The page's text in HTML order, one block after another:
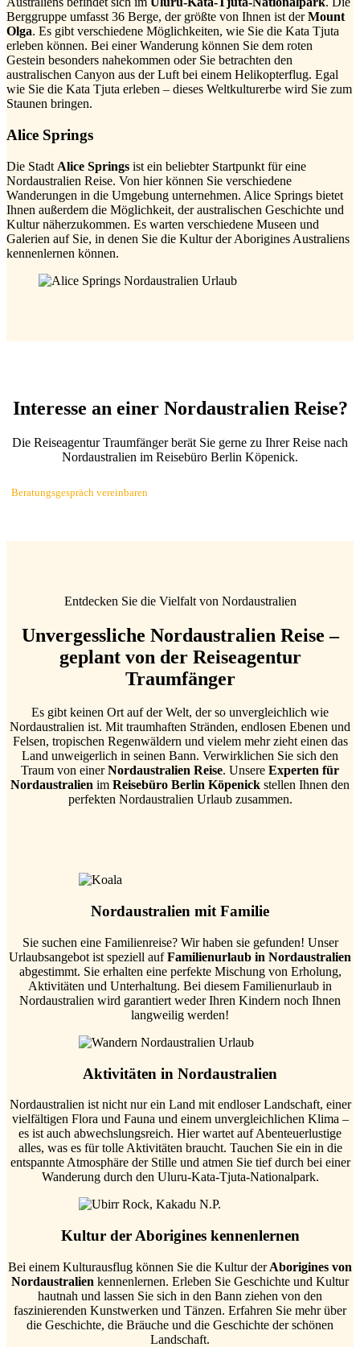
Berggruppe umfasst 36 Berge, der größte von Ihnen ist derMount
Olga. Es gibt verschiedene Möglichkeiten, wie Sie die Kata Tjuta
erleben können. Bei einer Wanderung können Sie dem roten
Gestein besonders nahekommen oder Sie betrachten den
australischen Canyon aus der Luft bei einem Helikopterflug. Egal
wie Sie die Kata Tjuta erleben – dieses Weltkulturerbe wird Sie zum
Staunen bringen.
Alice Springs
Die Stadt Alice Springs ist ein beliebter Startpunkt für eine
Nordaustralien Reise. Von hier können Sie verschiedene
Wanderungen in die Umgebung unternehmen. Alice Springs bietet
Ihnen außerdem die Möglichkeit, der australischen Geschichte und
Kultur näherzukommen. Es warten verschiedene Museen und
Galerien auf Sie, in denen Sie die Kultur der Aborigines Australiens
kennenlernen können.
Interesse an einer Nordaustralien Reise?
Die Reiseagentur Traumfänger berät Sie gerne zu Ihrer Reise nach
Nordaustralien im Reisebüro Berlin Köpenick.
Beratungsgespräch vereinbaren
Entdecken Sie die Vielfalt von Nordaustralien
Unvergessliche Nordaustralien Reise –
geplant von der Reiseagentur
Traumfänger
Es gibt keinen Ort auf der Welt, der so unvergleichlich wie
Nordaustralien ist. Mit traumhaften Stränden, endlosen Ebenen und
Felsen, tropischen Regenwäldern und vielem mehr zieht einen das
Land unweigerlich in seinen Bann. Verwirklichen Sie sich den
Traum von einerNordaustralien Reise. Unsere Experten für
Nordaustralien im Reisebüro Berlin Köpenick stellen Ihnen den
perfekten Nordaustralien Urlaub zusammen.
Nordaustralien mit Familie
Sie suchen eine Familienreise? Wir haben sie gefunden! Unser
Urlaubsangebot ist speziell aufFamilienurlaub in Nordaustralien
abgestimmt. Sie erhalten eine perfekte Mischung von Erholung,
Aktivitäten und Unterhaltung. Bei diesem Familienurlaub in
Nordaustralien wird garantiert weder Ihren Kindern noch Ihnen
langweilig werden!
Aktivitäten in Nordaustralien
Nordaustralien ist nicht nur ein Land mit endloser Landschaft, einer
vielfältigen Flora und Fauna und einem unvergleichlichen Klima –
es ist auch abwechslungsreich. Hier wartet auf Abenteuerlustige
alles, was es für tolle Aktivitäten braucht. Tauchen Sie ein in die
entspannte Atmosphäre der Stille und atmen Sie tief durch bei einer
Wanderung durch den Uluru-Kata-Tjuta-Nationalpark.
Kultur der Aborigines kennenlernen
Bei einem Kulturausflug können Sie die Kultur derAborigines von
Nordaustralien kennenlernen. Erleben Sie Geschichte und Kultur
hautnah und lassen Sie sich in den Bann ziehen von den
faszinierenden Kunstwerken und Tänzen. Erfahren Sie mehr über
die Geschichte, die Bräuche und die Geschichte der schönen
Landschaft.